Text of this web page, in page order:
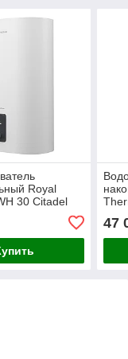
Royal
30 Citadel
47